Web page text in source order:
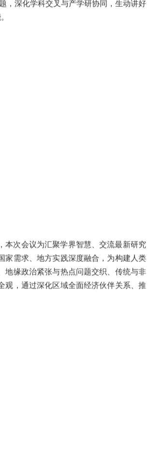
，深化学科交叉与产学研协同，生动讲好
本次会议为汇聚学界智慧、交流最新研究
家需求、地方实践深度融合，为构建人类
地缘政治紧张与热点问题交织、传统与非
观，通过深化区域全面经济伙伴关系、推